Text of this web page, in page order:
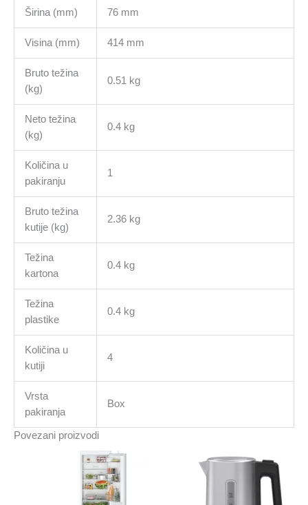
Širina (mm) 76 mm
Visina (mm) 414 mm
Bruto težina
(kg)
0.51 kg
Neto težina
(kg)
0.4 kg
Količina u
pakiranju
1
Bruto težina
kutije (kg)
2.36 kg
Težina
kartona
0.4 kg
Težina
plastike
0.4 kg
Količina u
kutiji
4
Vrsta
pakiranja
Box
Povezani proizvodi